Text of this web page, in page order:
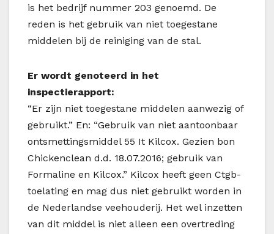
is het bedrijf nummer 203 genoemd. De
reden is het gebruik van niet toegestane
middelen bij de reiniging van de stal.
Er wordt genoteerd in het
inspectierapport:
“Er zijn niet toegestane middelen aanwezig of
gebruikt.” En: “Gebruik van niet aantoonbaar
ontsmettingsmiddel 55 It Kilcox. Gezien bon
Chickenclean d.d. 18.07.2016; gebruik van
Formaline en Kilcox.” Kilcox heeft geen Ctgb-
toelating en mag dus niet gebruikt worden in
de Nederlandse veehouderij. Het wel inzetten
van dit middel is niet alleen een overtreding